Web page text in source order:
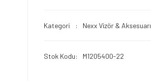
Kategori Nexx Vizör & Aksesuarı
Stok Kodu M1205400-22